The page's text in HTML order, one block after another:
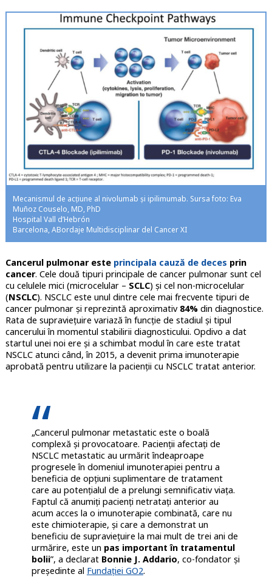
Mecanismul de acțiune al nivolumab și ipilimumab. Sursa foto: Eva
Muñoz Couselo, MD, PhD
Hospital Vall d’Hebrón
Barcelona, ABordaje Multidisciplinar del Cancer XI
Cancerul pulmonar este principala cauză de deces prin
cancer. Cele două tipuri principale de cancer pulmonar sunt cel
cu celulele mici (microcelular – SCLC) și cel non-microcelular
(NSCLC). NSCLC este unul dintre cele mai frecvente tipuri de
cancer pulmonar și reprezintă aproximativ 84%din diagnostice.
Rata de supraviețuire variază în funcție de stadiul și tipul
cancerului în momentul stabilirii diagnosticului. Opdivo a dat
startul unei noi ere și a schimbat modul în care este tratat
NSCLC atunci când, în 2015, a devenit prima imunoterapie
aprobată pentru utilizare la pacienții cu NSCLC tratat anterior.
„Cancerul pulmonar metastatic este o boală
complexă și provocatoare. Pacienții afectați de
NSCLC metastatic au urmărit îndeaproape
progresele în domeniul imunoterapiei pentru a
beneficia de opțiuni suplimentare de tratament
care au potențialul de a prelungi semnificativ viața.
Faptul că anumiți pacienți netratați anterior au
acum acces la o imunoterapie combinată, care nu
este chimioterapie, și care a demonstrat un
beneficiu de supraviețuire la mai mult de trei ani de
urmărire, este un pas important în tratamentul
bolii”, a declarat Bonnie J. Addario, co-fondator și
președinte al Fundației GO2.